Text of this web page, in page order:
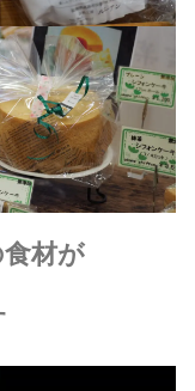
材が